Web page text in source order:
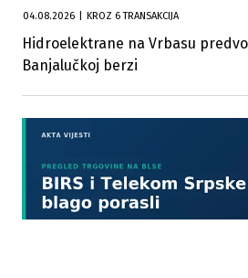
04.08.2026 KROZ 6 TRANSAKCIJA
Hidroelektrane na Vrbasu
Banjalučkoj berzi